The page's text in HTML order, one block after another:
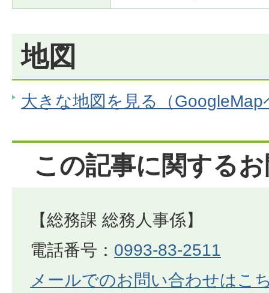
地図
大きな地図を見る（GoogleMap
この記事に関する
【総務課 総務人事係】
電話番号： 0993-83-2511
メールでのお問い合わせはこ